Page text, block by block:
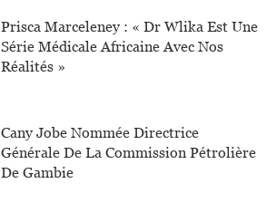
Prisca Marceleney : « Dr Wlika Est Une
Série Médicale Africaine Avec Nos
Réalités »
Cany Jobe Nommée Directrice
Générale De La Commission Pétrolière
De Gambie